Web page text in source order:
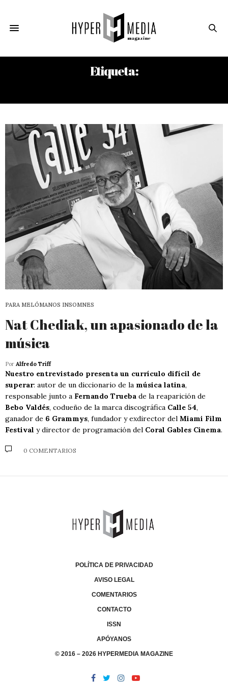
Etiqueta:
PARA MELÓMANOS INSOMNES
Nat Chediak, un apasionado de la
música
Por Alfredo Triff
Nuestro entrevistado presenta un currículo difícil de
superar: autor de un diccionario de la música latina,
responsable junto a Fernando Trueba de la reaparición de
Bebo Valdés, codueño de la marca discográfica Calle 54,
ganador de 6 Grammys, fundador y exdirector del Miami Film
Festival y director de programación del Coral Gables Cinema.
0 COMENTARIOS
POLÍTICA DE PRIVACIDAD
AVISO LEGAL
COMENTARIOS
CONTACTO
ISSN
APÓYANOS
© 2016 – 2026 HYPERMEDIA MAGAZINE